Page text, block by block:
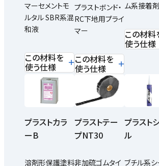
マーセメントモ
ルタル SBR系混
和液
この材料を
使う仕様
プラストボンド・
RC下地用プライ
マー
この材料を
使う仕様
ム系接着剤
この材料
使う仕様
プラストカラ
ーB
溶剤形保護塗料
プラストテー
プNT30
非加硫ゴムタイ
プラスト
ル
ブチル系